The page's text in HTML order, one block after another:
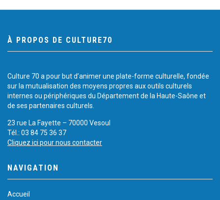
À PROPOS DE CULTURE70
Culture 70 a pour but d’animer une plate-forme culturelle, fondée
sur la mutualisation des moyens propres aux outils culturels
internes ou périphériques du Département de la Haute-Saône et
de ses partenaires culturels.
23 rue La Fayette – 70000 Vesoul
Tél.: 03 84 75 36 37
Cliquez ici pour nous contacter
NAVIGATION
Accueil